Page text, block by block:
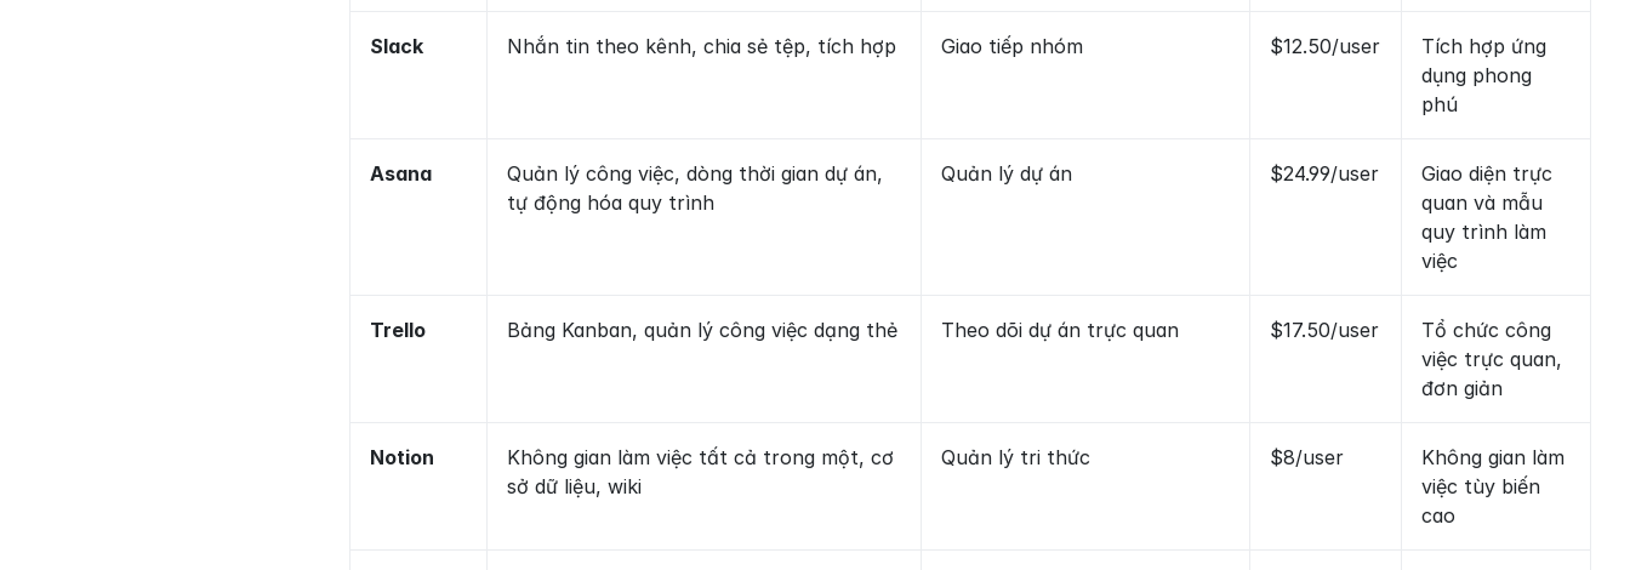
Slack Nhắn tin theo kênh, chia sẻ tệp, tích hợp Giao tiếp nhóm $12.50/user
Tích hợp ứng
dụng phong
phú
Asana
Quản lý công việc, dòng thời gian dự án,
tự động hóa quy trình
Quản lý dự án $24.99/user
Giao diện trực
quan và mẫu
quy trình làm
việc
Trello Bảng Kanban, quản lý công việc dạng thẻ Theo dõi dự án trực quan $17.50/user
Tổ chức công
việc trực quan,
đơn giản
Notion
Không gian làm việc tất cả trong một, cơ
sở dữ liệu, wiki
Quản lý tri thức $8/user
Không gian làm
việc tùy biến
cao